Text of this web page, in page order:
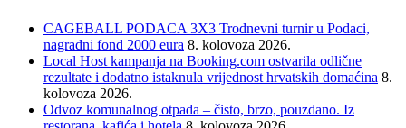
CAGEBALL PODACA 3X3 Trodnevni turnir u Podaci,
nagradni fond 2000 eura 8. kolovoza 2026.
Local Host kampanja na Booking.com ostvarila odlične
rezultate i dodatno istaknula vrijednost hrvatskih domaćina 8.
kolovoza 2026.
Odvoz komunalnog otpada – čisto, brzo, pouzdano. Iz